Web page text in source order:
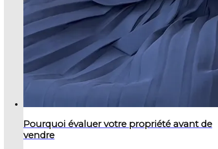
Pourquoi évaluer votre propriété avant de
vendre